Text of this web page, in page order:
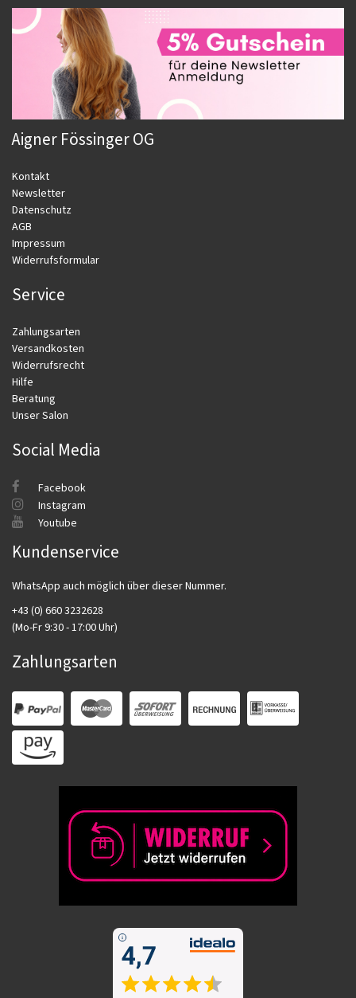
Aigner Fössinger OG
Kontakt
Newsletter
Datenschutz
AGB
Impressum
Widerrufsformular
Service
Zahlungsarten
Versandkosten
Widerrufsrecht
Hilfe
Beratung
Unser Salon
Social Media
Facebook
Instagram
Youtube
Kundenservice
WhatsApp auch möglich über dieser Nummer.
+43 (0) 660 3232628
(Mo-Fr 9:30 - 17:00 Uhr)
Zahlungsarten